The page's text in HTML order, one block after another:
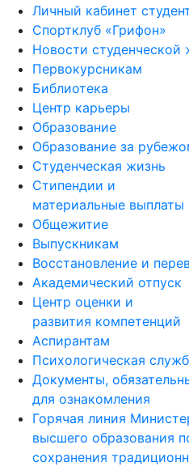
Личный кабинет
Спортклуб «Грифон»
Новости студенческой
Первокурсникам
Библиотека
Центр карьеры
Образование
Образование за
Студенческая жизнь
Стипендии и
материальные выплаты
Общежитие
Выпускникам
Восстановление и
Академический отпуск
Центр оценки и
развития компетенций
Аспирантам
Психологическая
Документы,
для ознакомления
Горячая линия
высшего образования
сохранения